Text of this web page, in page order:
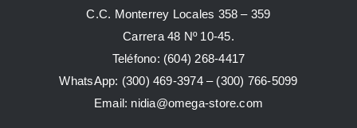
C.C. Monterrey Locales 358 – 359
Carrera 48 Nº 10-45.
Teléfono: (604) 268-4417
WhatsApp: (300) 469-3974 – (300) 766-5099
Email: nidia@omega-store.com